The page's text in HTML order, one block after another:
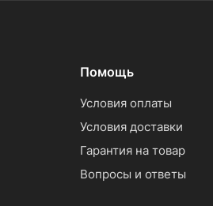
Помощь
Условия оплаты
Условия доставки
Гарантия на товар
Вопросы и ответы